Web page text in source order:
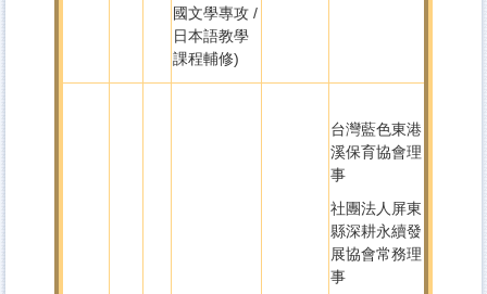
國文學專攻 /
日本語教學
課程輔修)
台灣藍色東港
溪保育協會理
事
社團法人屏東
縣深耕永續發
展協會常務理
事